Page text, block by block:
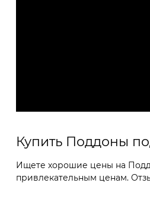
Купить Поддоны
Ищете хорошие цены на
привлекательным ценам.